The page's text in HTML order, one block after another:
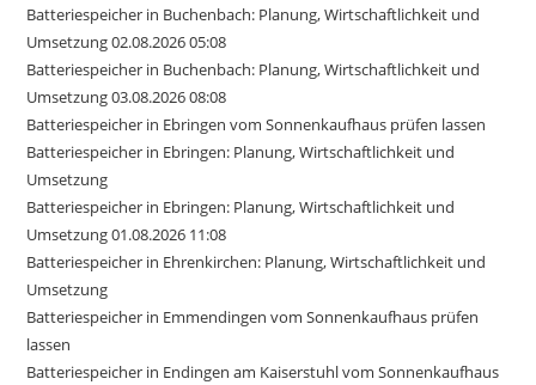
Batteriespeicher in Buchenbach: Planung, Wirtschaftlichkeit und
Umsetzung 02.08.2026 05:08
Batteriespeicher in Buchenbach: Planung, Wirtschaftlichkeit und
Umsetzung 03.08.2026 08:08
Batteriespeicher in Ebringen vom Sonnenkaufhaus prüfen lassen
Batteriespeicher in Ebringen: Planung, Wirtschaftlichkeit und
Umsetzung
Batteriespeicher in Ebringen: Planung, Wirtschaftlichkeit und
Umsetzung 01.08.2026 11:08
Batteriespeicher in Ehrenkirchen: Planung, Wirtschaftlichkeit und
Umsetzung
Batteriespeicher in Emmendingen vom Sonnenkaufhaus prüfen
lassen
Batteriespeicher in Endingen am Kaiserstuhl vom Sonnenkaufhaus